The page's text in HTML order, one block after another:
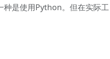
种是使用Python。但在实际工